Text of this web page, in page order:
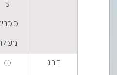
5
דירוג